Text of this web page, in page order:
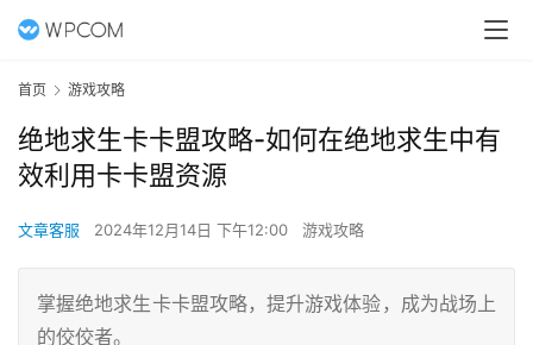
首页 游戏攻略
绝地求生卡卡盟攻略-如何在绝地求生中有
效利用卡卡盟资源
文章客服 2024年12月14日 下午12:00 游戏攻略
掌握绝地求生卡卡盟攻略，提升游戏体验，成为战场上
的佼佼者。